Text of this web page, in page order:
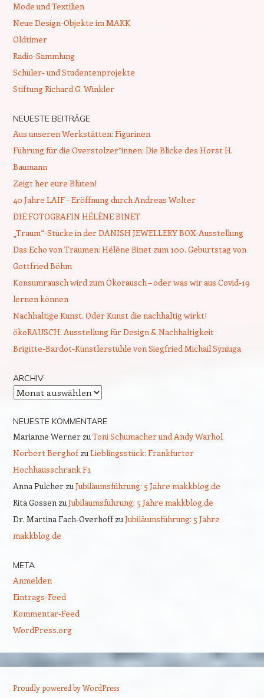
Mode und Textilien
Neue Design-Objekte im MAKK
Oldtimer
Radio-Sammlung
Schüler- und Studentenprojekte
Stiftung Richard G. Winkler
NEUESTE BEITRÄGE
Aus unseren Werkstätten: Figurinen
Führung für die Overstolzer*innen: Die Blicke des Horst H.
Baumann
Zeigt her eure Blüten!
40 Jahre LAIF – Eröffnung durch Andreas Wolter
DIE FOTOGRAFIN HÉLÈNE BINET
„Traum“-Stücke in der DANISH JEWELLERY BOX-Ausstellung
Das Echo von Träumen: Hélène Binet zum 100. Geburtstag von
Gottfried Böhm
Konsumrausch wird zum Ökorausch – oder was wir aus Covid-19
lernen können
Nachhaltige Kunst. Oder Kunst die nachhaltig wirkt!
ökoRAUSCH: Ausstellung für Design & Nachhaltigkeit
Brigitte-Bardot-Künstlerstühle von Siegfried Michail Syniuga
ARCHIV
Archiv
NEUESTE KOMMENTARE
Marianne WernerzuToni Schumacher und Andy Warhol
Norbert BerghofzuLieblingsstück: Frankfurter
Hochhausschrank F1
Anna PulcherzuJubiläumsführung: 5 Jahre makkblog.de
Rita GossenzuJubiläumsführung: 5 Jahre makkblog.de
Dr. Martina Fach-OverhoffzuJubiläumsführung: 5 Jahre
makkblog.de
META
Anmelden
Eintrags-Feed
Kommentar-Feed
WordPress.org
Proudly powered by WordPress